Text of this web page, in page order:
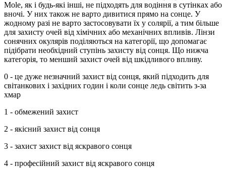
Mole, як і будь-які інші, не підходять для водіння в сутінках або
вночі. У них також не варто дивитися прямо на сонце. У
жодному разі не варто застосовувати їх у солярії, а тим більше
для захисту очей від хімічних або механічних впливів. Лінзи
сонячних окулярів поділяються на категорії, що допомагає
підібрати необхідний ступінь захисту від сонця. Що нижча
категорія, то менший захист очей від шкідливого впливу.
0 - це дуже незначний захист від сонця, який підходить для
світанкових і західних годин і коли сонце ледь світить з-за
хмар
1 - обмежений захист
2 - якісний захист від сонця
3 - захист захист від яскравого сонця
4 - професійний захист від яскравого сонця